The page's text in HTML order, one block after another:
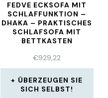
FEDVE ECKSOFA MIT
SCHLAFFUNKTION –
DHAKA – PRAKTISCHES
SCHLAFSOFA MIT
BETTKASTEN
€929,22
ÜBERZEUGEN SIE
SICH SELBST!